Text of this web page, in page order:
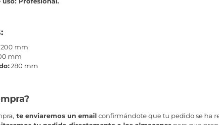
200 mm
mm
280 mm
te enviaremos un email confirmándote que tu pedido se ha